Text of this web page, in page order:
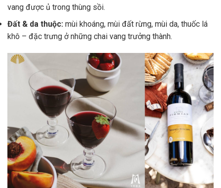
vang được ủ trong thùng sồi.
Đất & da thuộc: mùi khoáng, mùi đất rừng, mùi da, thuốc lá
khô – đặc trưng ở những chai vang trưởng thành.